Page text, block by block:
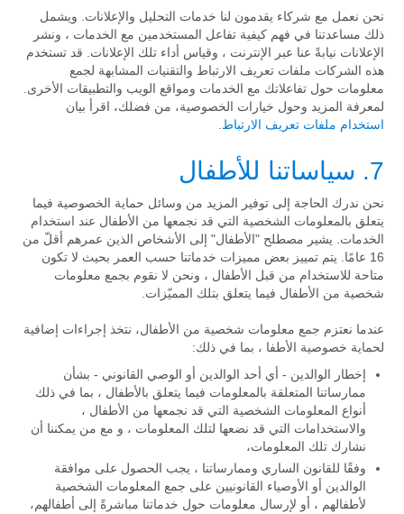
نحن نعمل مع شركاء يقدمون لنا خدمات التحليل والإعلانات. ويشمل
ذلك مساعدتنا في فهم كيفية تفاعل المستخدمين مع الخدمات ، ونشر
الإعلانات نيابةً عنا عبر الإنترنت ، وقياس أداء تلك الإعلانات. قد تستخدم
هذه الشركات ملفات تعريف الارتباط والتقنيات المشابهة لجمع
معلومات حول تفاعلاتك مع الخدمات ومواقع الويب والتطبيقات الأخرى.
لمعرفة المزيد وحول خيارات الخصوصية، من فضلك، اقرأ بيان
استخدام ملفات تعريف الارتباط
7. سياساتنا للأطفال
نحن ندرك الحاجة إلى توفير المزيد من وسائل حماية الخصوصية فيما
يتعلق بالمعلومات الشخصية التي قد نجمعها من الأطفال عند استخدام
الخدمات. يشير مصطلح "الأطفال" إلى الأشخاص الذين عمرهم أقلّ من
16 عامًا. يتم تمييز بعض مميزات خدماتنا حسب العمر بحيث لا تكون
متاحة للاستخدام من قبل الأطفال ، ونحن لا نقوم بجمع معلومات
شخصية من الأطفال فيما يتعلق بتلك المميّزات.
عندما نعتزم جمع معلومات شخصية من الأطفال، نتخذ إجراءات إضافية
لحماية خصوصية الأطفا ، بما في ذلك:
إخطار الوالدين - أي أحد الوالدين أو الوصي القانوني - بشأن
ممارساتنا المتعلقة بالمعلومات فيما يتعلق بالأطفال ، بما في ذلك
أنواع المعلومات الشخصية التي قد نجمعها من الأطفال ،
والاستخدامات التي قد نضعها لتلك المعلومات ، و مع من يمكننا أن
نشارك تلك المعلومات،
وفقًا للقانون الساري وممارساتنا ، يجب الحصول على موافقة
الوالدين أو الأوصياء القانونيين على جمع المعلومات الشخصية
لأطفالهم ، أو لإرسال معلومات حول خدماتنا مباشرةً إلى أطفالهم،